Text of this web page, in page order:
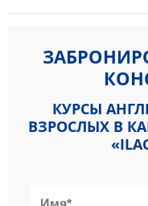
КУРСЫ
ВЗРОСЛЫХ В